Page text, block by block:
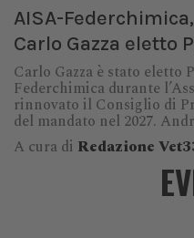
AISA-
Carlo Gazza eletto
Carlo Gazza è stato eletto
Federchimica durante
rinnovato il Consiglio di
del mandato nel 2027.
A cura di Redazione